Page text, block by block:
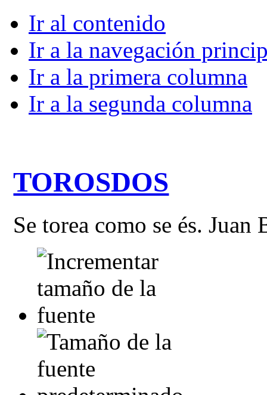
Ir al contenido
Ir a la navegación
Ir a la primera columna
Ir a la segunda columna
TOROSDOS
Se torea como se és. Juan